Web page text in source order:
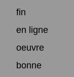
fin
en ligne
oeuvre
bonne